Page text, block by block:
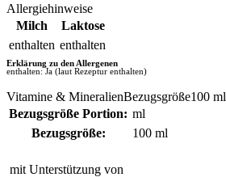
Allergiehinweise
Milch
enthalten
Laktose
enthalten
Erklärung zu den Allergenen
enthalten: Ja (laut Rezeptur enthalten)
Vitamine & MineralienBezugsgröße100 ml
Bezugsgröße Portion: ml
Bezugsgröße:
100 ml
mit Unterstützung von